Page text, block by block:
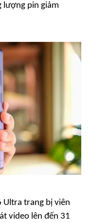
lượng pin giảm
Ultra trang bị viên
video lên đến 31